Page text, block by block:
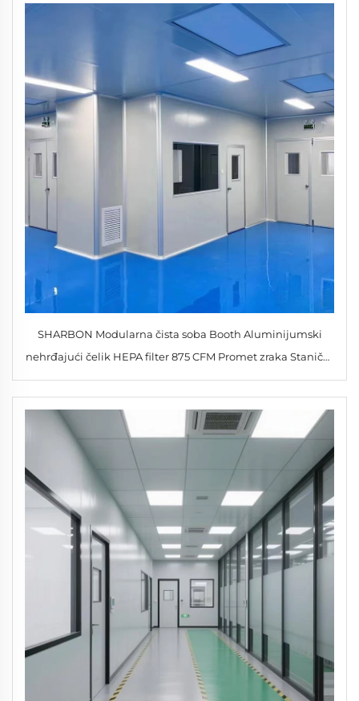
SHARBON Modularna čista soba Booth Aluminijumski
nehrđajući čelik HEPA filter 875 CFM Promet zraka Stanični
dizajn za industrijsku upotrebu